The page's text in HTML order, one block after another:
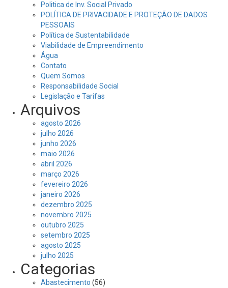
Politica de Inv. Social Privado
POLÍTICA DE PRIVACIDADE E PROTEÇÃO DE DADOS
PESSOAIS
Política de Sustentabilidade
Viabilidade de Empreendimento
Água
Contato
Quem Somos
Responsabilidade Social
Legislação e Tarifas
Arquivos
agosto 2026
julho 2026
junho 2026
maio 2026
abril 2026
março 2026
fevereiro 2026
janeiro 2026
dezembro 2025
novembro 2025
outubro 2025
setembro 2025
agosto 2025
julho 2025
Categorias
Abastecimento (56)